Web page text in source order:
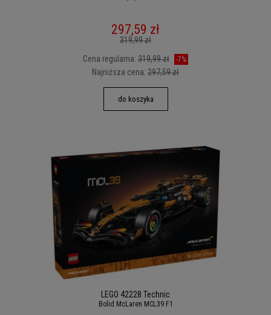
297,59 zł
319,99 zł
Cena regularna: 319,99 zł -7%
Najniższa cena: 297,59 zł
do koszyka
LEGO 42228 Technic
Bolid McLaren MCL39 F1